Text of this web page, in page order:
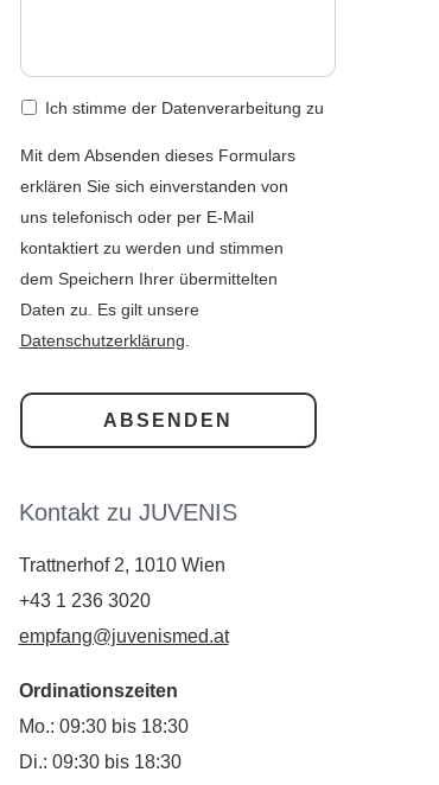
Ich stimme der Datenverarbeitung zu
Mit dem Absenden dieses Formulars
erklären Sie sich einverstanden von
uns telefonisch oder per E-Mail
kontaktiert zu werden und stimmen
dem Speichern Ihrer übermittelten
Daten zu. Es gilt unsere
Datenschutzerklärung
Kontakt zu JUVENIS
Trattnerhof 2, 1010 Wien
+43 1 236 3020
empfang@juvenismed.at
Ordinationszeiten
Mo.: 09:30 bis 18:30
Di.: 09:30 bis 18:30